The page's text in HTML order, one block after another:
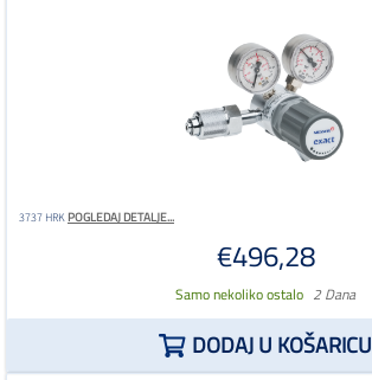
3737 HRKPOGLEDAJ DETALJE...
€496,28
Samo nekoliko ostalo 2 Dana
DODAJ U KOŠARICU